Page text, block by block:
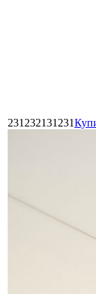
231232131231